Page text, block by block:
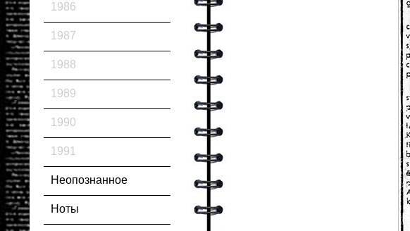
1986
1987
1988
1989
1990
1991
Неопознанное
Ноты